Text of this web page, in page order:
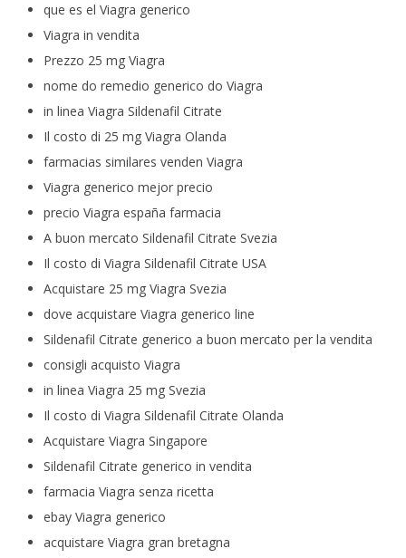
que es el Viagra generico
Viagra in vendita
Prezzo 25 mg Viagra
nome do remedio generico do Viagra
in linea Viagra Sildenafil Citrate
Il costo di 25 mg Viagra Olanda
farmacias similares venden Viagra
Viagra generico mejor precio
precio Viagra españa farmacia
A buon mercato Sildenafil Citrate Svezia
Il costo di Viagra Sildenafil Citrate USA
Acquistare 25 mg Viagra Svezia
dove acquistare Viagra generico line
Sildenafil Citrate generico a buon mercato per la vendita
consigli acquisto Viagra
in linea Viagra 25 mg Svezia
Il costo di Viagra Sildenafil Citrate Olanda
Acquistare Viagra Singapore
Sildenafil Citrate generico in vendita
farmacia Viagra senza ricetta
ebay Viagra generico
acquistare Viagra gran bretagna